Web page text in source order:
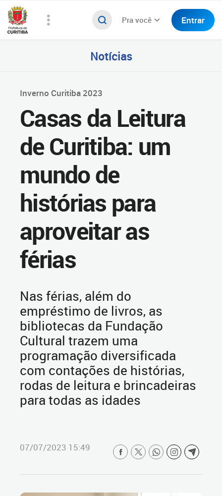
Pra você Entrar
Notícias
Inverno Curitiba 2023
Casas da Leitura
de Curitiba: um
mundo de
histórias para
aproveitar as
férias
Nas férias, além do
empréstimo de livros, as
bibliotecas da Fundação
Cultural trazem uma
programação diversificada
com contações de histórias,
rodas de leitura e brincadeiras
para todas as idades
07/07/2023 15:49